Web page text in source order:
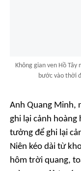
Không gian ven Hồ Tây
bước vào thời
Anh Quang Minh,
ghi lại cảnh hoàng
tưởng để ghi lại
Niên kéo dài từ
hôm trời quang,